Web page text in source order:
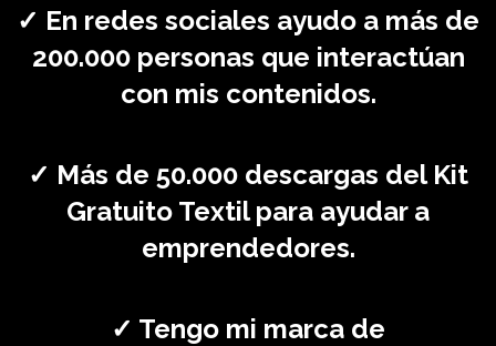
✓ En redes sociales ayudo a más de
200.000 personas que interactúan
con mis contenidos.
✓ Más de 50.000 descargas del Kit
Gratuito Textil para ayudar a
emprendedores.
✓ Tengo mi marca de